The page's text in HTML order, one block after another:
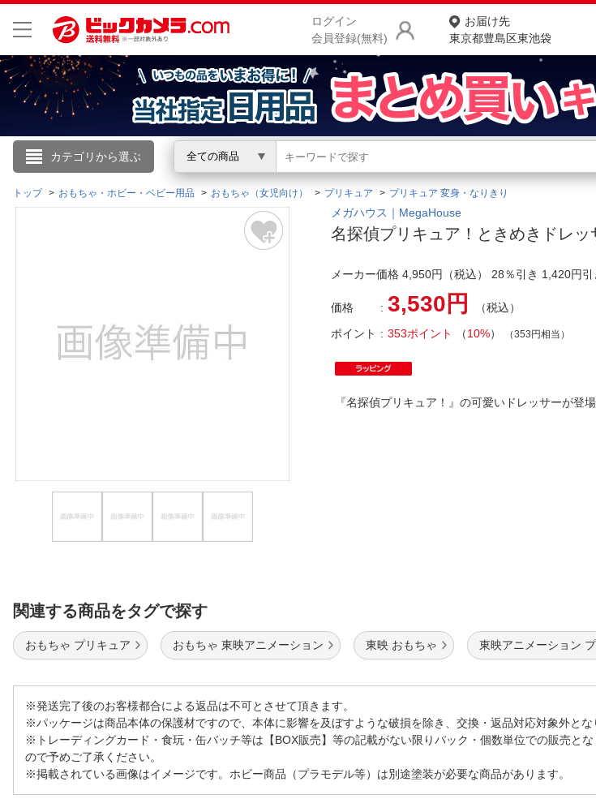
ログイン
会員登録(無料)
お届け先
東京都豊島区東池袋
カテゴリから選ぶ 全ての商品
こんにちは
ログイン
閲覧履歴
商品をさがす
ランキングからさがす
カテゴリ一覧からさがす
お客様サポート
ご利用ガイド
ご利用規約
トップ おもちゃ・ホビー・ベビー用品 おもちゃ（女児向け） プリキュア プリキュア 変身・なりきり
メガハウス｜MegaHouse
名探偵プリキュア！ときめきドレッ
メーカー価格 4,950円（税込） 28％引き 1,420円引
価格 3,530円
（税込）
ポイント
353ポイント （10%） （353円相当）
『名探偵プリキュア！』の可愛いドレッサーが
関連する商品をタグで探す
おもちゃ プリキュア おもちゃ 東映アニメーション 東映 おもちゃ 東映アニメーション
※発送完了後のお客様都合による返品は不可とさせて頂きます。
※パッケージは商品本体の保護材ですので、本体に影響を及ぼすような破損を除き、交換・返品対応対象外とな
※トレーディングカード・食玩・缶バッチ等は【BOX販売】等の記載がない限りパック・個数単位での販売と
ので予めご了承ください。
※掲載されている画像はイメージです。ホビー商品（プラモデル等）は別途塗装が必要な商品があります。